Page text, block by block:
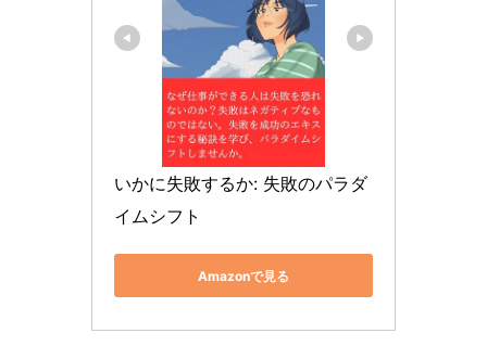
いかに失敗するか: 失敗のパラダ
イムシフト
Amazonで見る